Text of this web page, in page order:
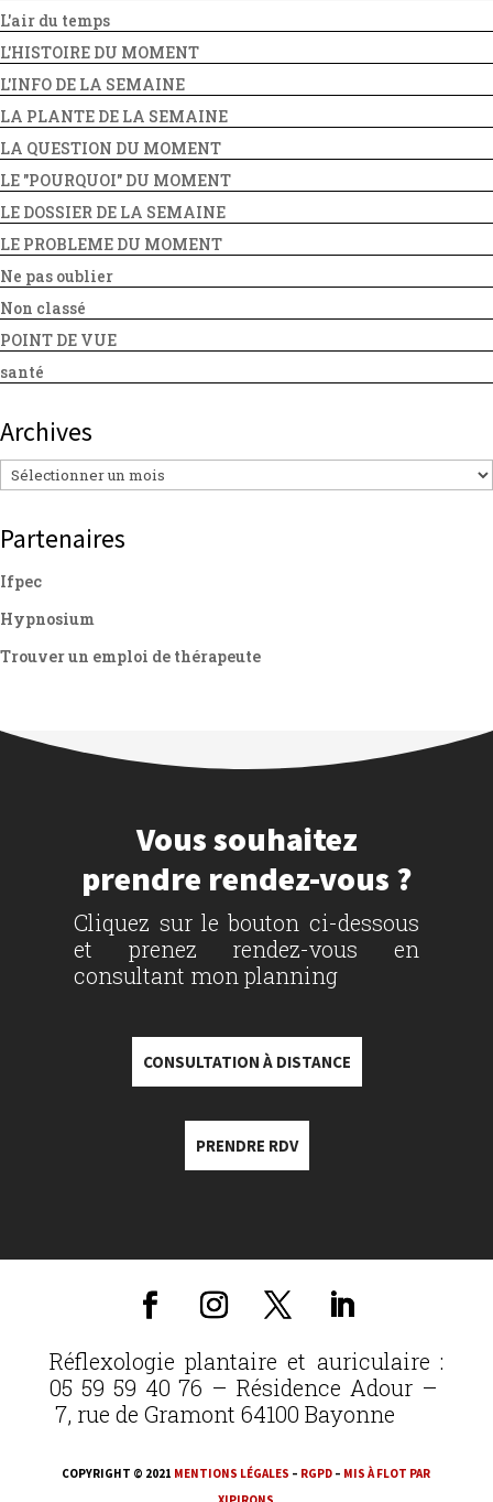
L'air du temps
L'HISTOIRE DU MOMENT
L'INFO DE LA SEMAINE
LA PLANTE DE LA SEMAINE
LA QUESTION DU MOMENT
LE "POURQUOI" DU MOMENT
LE DOSSIER DE LA SEMAINE
LE PROBLEME DU MOMENT
Ne pas oublier
Non classé
POINT DE VUE
santé
Archives
Archives
Partenaires
Ifpec
Hypnosium
Trouver un emploi de thérapeute
Vous souhaitez
prendre rendez-vous ?
Cliquez sur le bouton ci-dessous
et prenez rendez-vous en
consultant mon planning
CONSULTATION À DISTANCE
PRENDRE RDV
Réflexologie plantaire et auriculaire :
05 59 59 40 76 – Résidence Adour –
7, rue de Gramont 64100 Bayonne
COPYRIGHT © 2021 MENTIONS LÉGALES – RGPD – MIS À FLOT PAR